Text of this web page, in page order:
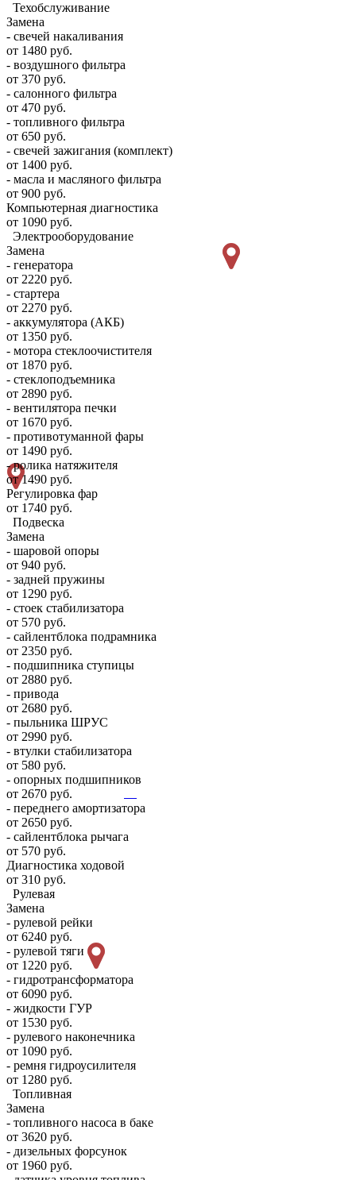
Техобслуживание
Замена
- свечей накаливания
от 1480 руб.
- воздушного фильтра
от 370 руб.
- салонного фильтра
от 470 руб.
- топливного фильтра
от 650 руб.
- свечей зажигания (комплект)
от 1400 руб.
- масла и масляного фильтра
от 900 руб.
Компьютерная диагностика
от 1090 руб.
Электрооборудование
Замена
- генератора
от 2220 руб.
- стартера
от 2270 руб.
- аккумулятора (АКБ)
от 1350 руб.
- мотора стеклоочистителя
от 1870 руб.
- стеклоподъемника
от 2890 руб.
- вентилятора печки
от 1670 руб.
- противотуманной фары
от 1490 руб.
- ролика натяжителя
от 1490 руб.
Регулировка фар
от 1740 руб.
Подвеска
Замена
- шаровой опоры
от 940 руб.
- задней пружины
от 1290 руб.
- стоек стабилизатора
от 570 руб.
- сайлентблока подрамника
от 2350 руб.
- подшипника ступицы
от 2880 руб.
- привода
от 2680 руб.
- пыльника ШРУС
от 2990 руб.
- втулки стабилизатора
от 580 руб.
- опорных подшипников
от 2670 руб.
- переднего амортизатора
от 2650 руб.
- сайлентблока рычага
от 570 руб.
Диагностика ходовой
от 310 руб.
Рулевая
Замена
- рулевой рейки
от 6240 руб.
- рулевой тяги
от 1220 руб.
- гидротрансформатора
от 6090 руб.
- жидкости ГУР
от 1530 руб.
- рулевого наконечника
от 1090 руб.
- ремня гидроусилителя
от 1280 руб.
Топливная
Замена
- топливного насоса в баке
от 3620 руб.
- дизельных форсунок
от 1960 руб.